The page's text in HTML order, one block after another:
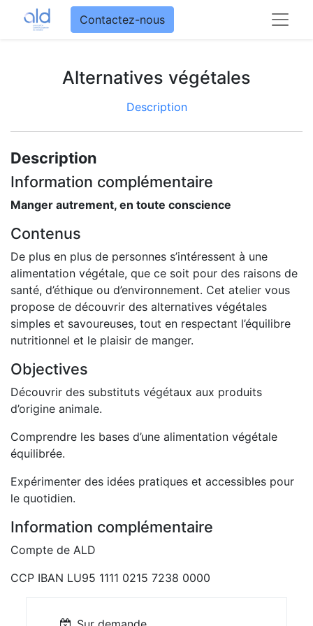
Contactez-nous
Alternatives végétales
Description
Description
Information complémentaire
Manger autrement, en toute conscience
Contenus
De plus en plus de personnes s’intéressent à une
alimentation végétale, que ce soit pour des raisons de
santé, d’éthique ou d’environnement. Cet atelier vous
propose de découvrir des alternatives végétales
simples et savoureuses, tout en respectant l’équilibre
nutritionnel et le plaisir de manger.
Objectives
Découvrir des substituts végétaux aux produits
d’origine animale.
Comprendre les bases d’une alimentation végétale
équilibrée.
Expérimenter des idées pratiques et accessibles pour
le quotidien.
Information complémentaire
Compte de ALD
CCP IBAN LU95 1111 0215 7238 0000